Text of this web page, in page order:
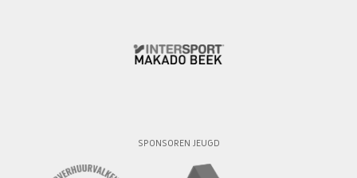
SPONSOREN JEUGD